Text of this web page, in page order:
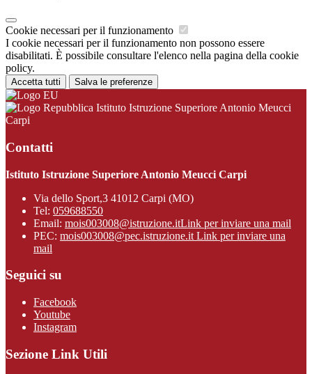
Cookie necessari per il funzionamento
I cookie necessari per il funzionamento non possono essere
disabilitati. È possibile consultare l'elenco nella pagina della cookie
policy.
Accetta tutti Salva le preferenze
Istituto Istruzione Superiore Antonio Meucci
Carpi
Contatti
Istituto Istruzione Superiore Antonio Meucci Carpi
Via dello Sport,3 41012 Carpi (MO)
Tel: 059688550
Email: mois003008@istruzione.itLink per inviare una mail
PEC: mois003008@pec.istruzione.it Link per inviare una
mail
Seguici su
Facebook
Youtube
Instagram
Sezione Link Utili